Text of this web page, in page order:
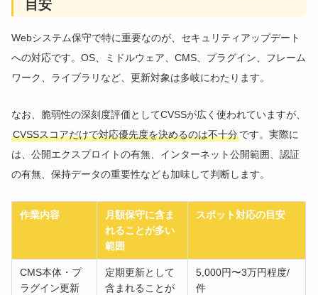
目安
Webシステム保守で特に重要なのが、セキュリティアップデート
への対応です。OS、ミドルウェア、CMS、プラグイン、フレーム
ワーク、ライブラリなど、更新対象は多岐にわたります。
なお、脆弱性の深刻度評価としてCVSSが広く使われていますが、
CVSSスコアだけで対応優先度を決めるのは不十分です。実際に
は、公開エクスプロイトの有無、インターネット公開範囲、認証
の有無、保持データの重要性なども加味して判断します。
作業内容
月額保守に含ま
れることが多い
範囲
スポット対応の目安
CMS本体・プ
ラグイン更新
定期更新として
含まれることが
5,000円〜3万円程度/
件